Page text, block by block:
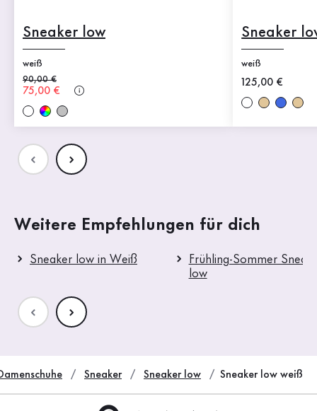
Sneaker low
weiß
Alter Preis
90,00 €
Neuer Preis
75,00 €
Sneaker
weiß
Neuer Preis
125,00 €
Weitere Empfehlungen für dich
Sneaker low in Weiß
Frühling-Sommer
low
Sneaker Sneaker low Sneaker low weiß